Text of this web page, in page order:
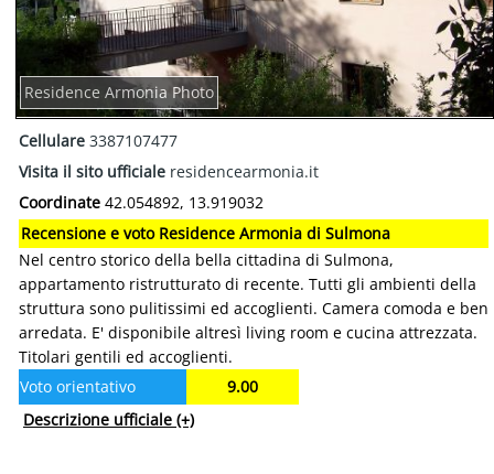
Residence Armonia Photo
Cellulare 3387107477
Visita il sito ufficiale residencearmonia.it
Coordinate 42.054892, 13.919032
Recensione e voto Residence Armonia di Sulmona
Nel centro storico della bella cittadina di Sulmona,
appartamento ristrutturato di recente. Tutti gli ambienti della
struttura sono pulitissimi ed accoglienti. Camera comoda e ben
arredata. E' disponibile altresì living room e cucina attrezzata.
Titolari gentili ed accoglienti.
Voto orientativo
9.00
Descrizione ufficiale (+)